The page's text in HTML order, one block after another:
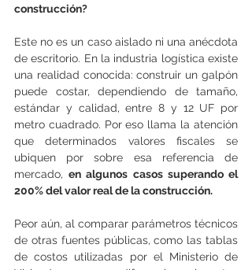
construcción?
Este no es un caso aislado ni una anécdota
de escritorio. En la industria logística existe
una realidad conocida: construir un galpón
puede costar, dependiendo de tamaño,
estándar y calidad, entre 8 y 12 UF por
metro cuadrado. Por eso llama la atención
que determinados valores fiscales se
ubiquen por sobre esa referencia de
mercado, en algunos casos superando el
200% del valor real de la construcción.
Peor aún, al comparar parámetros técnicos
de otras fuentes públicas, como las tablas
de costos utilizadas por el Ministerio de